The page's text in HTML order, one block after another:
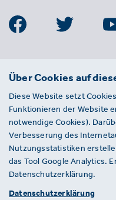
BDE
Entsorgungs-, Wasser- und
Kreislaufwirtschaft e. V.
Von-der-Heydt-Straße 2
D 10785 Berlin
Sie haben einen Fehler auf
gefunden? Ihnen ist ein
aufgefallen? Wir freuen uns
Über Cookies auf
Diese Website setzt
Funktionieren der Website
notwendige Cookies).
Verbesserung des
Nutzungsstatistiken
das Tool Google Analytics.
Datenschutzerklärung.
Datenschutzerklärung